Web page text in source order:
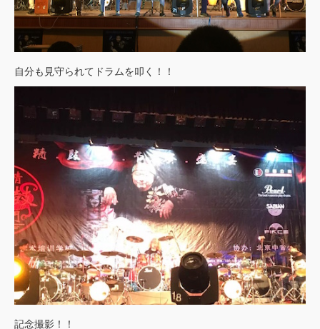
自分も見守られてドラムを叩く！！
記念撮影！！